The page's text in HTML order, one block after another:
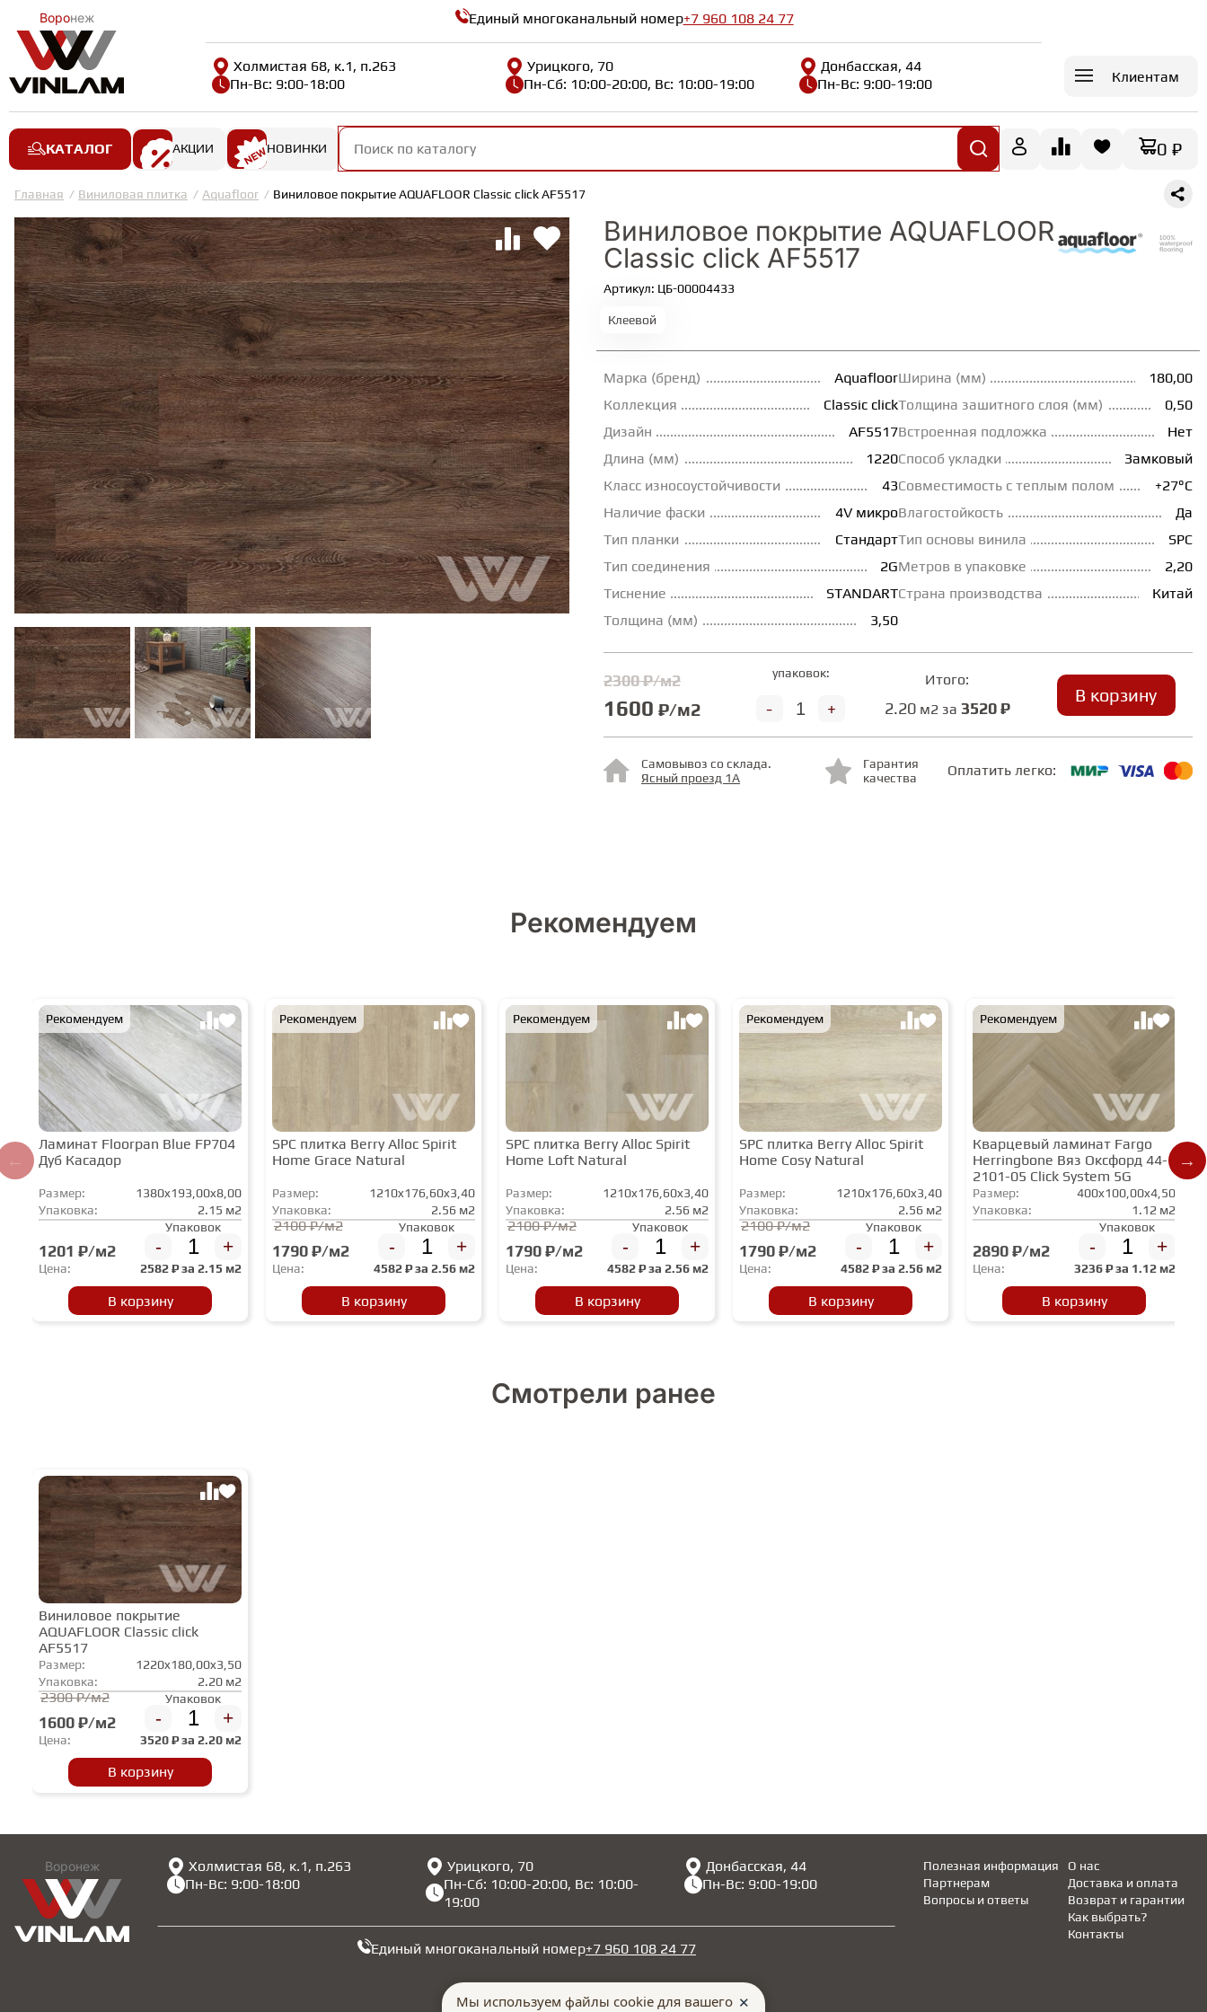
Воронеж Единый многоканальный номер+7 960 108 24 77
Холмистая 68, к.1, п.263
Пн-Вс: 9:00-18:00
Урицкого, 70
Пн-Сб: 10:00-20:00, Вс: 10:00-19:00
Донбасская, 44
Пн-Вс: 9:00-19:00
Клиентам
КАТАЛОГ АКЦИИ НОВИНКИ 0 ₽
Главная Виниловая плитка Aquafloor Виниловое покрытие AQUAFLOOR Classic click AF5517
Виниловое покрытие AQUAFLOOR
Classic click AF5517
Артикул: ЦБ-00004433
Клеевой
Марка (бренд)
Aquafloor
Коллекция
Classic click
Дизайн
AF5517
Длина (мм)
1220
Класс износоустойчивости
43
Наличие фаски
4V микро
Тип планки
Стандарт
Тип соединения
2G
Тиснение
STANDART
Толщина (мм)
3,50
Ширина (мм)
180,00
Толщина зашитного слоя (мм)
0,50
Встроенная подложка
Нет
Способ укладки
Замковый
Совместимость с теплым полом
+27°С
Влагостойкость
Да
Тип основы винила
SPC
Метров в упаковке
2,20
Страна производства
Китай
2300 ₽/м2
1600 ₽/м2
упаковок:
+
-
Итого:
2.20м2 за 3520 ₽
В корзину
Самовывоз со склада.
Ясный проезд 1А
Гарантия
качества
Оплатить легко:
Рекомендуем
Рекомендуем
Ламинат Floorpan Blue FP704
Дуб Касадор
Размер:
1380x193,00x8,00
Упаковка:
2.15 м2
1201 ₽/м2
Упаковок
- +
Цена: 2582₽ за 2.15 м2
В корзину
Рекомендуем
SPC плитка Berry Alloc Spirit
Home Grace Natural
Размер:
1210x176,60x3,40
Упаковка:
2.56 м2
2100 ₽/м2
1790 ₽/м2
Упаковок
- +
Цена: 4582₽ за 2.56 м2
В корзину
Рекомендуем
SPC плитка Berry Alloc Spirit
Home Loft Natural
Размер:
1210x176,60x3,40
Упаковка:
2.56 м2
2100 ₽/м2
1790 ₽/м2
Упаковок
- +
Цена: 4582₽ за 2.56 м2
В корзину
Рекомендуем
SPC плитка Berry Alloc Spirit
Home Cosy Natural
Размер:
1210x176,60x3,40
Упаковка:
2.56 м2
2100 ₽/м2
1790 ₽/м2
Упаковок
- +
Цена: 4582₽ за 2.56 м2
В корзину
Рекомендуем
Кварцевый ламинат Fargo
Herringbone Вяз Оксфорд 44-
2101-05 Click System 5G
Размер:
400x100,00x4,50
Упаковка:
1.12 м2
2890 ₽/м2
Упаковок
- +
Цена: 3236₽ за 1.12 м2
В корзину
Смотрели ранее
Виниловое покрытие
AQUAFLOOR Classic click
AF5517
Размер:
1220x180,00x3,50
Упаковка:
2.20 м2
2300 ₽/м2
1600 ₽/м2
Упаковок
- +
Цена: 3520₽ за 2.20 м2
В корзину
Воронеж
Холмистая 68, к.1, п.263
Пн-Вс: 9:00-18:00
Урицкого, 70
Пн-Сб: 10:00-20:00, Вс: 10:00-
19:00
Донбасская, 44
Пн-Вс: 9:00-19:00
Единый многоканальный номер+7 960 108 24 77
Полезная информация
Партнерам
Вопросы и ответы
Доставка и оплата
Возврат и гарантии
Как выбрать?
О нас
Контакты
Мы используем файлы cookie для вашего ✕